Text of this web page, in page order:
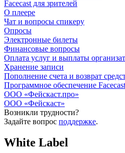
Facecast для зрителей
О плеере
Чат и вопросы спикеру
Опросы
Электронные билеты
Финансовые вопросы
Оплата услуг и выплаты
Хранение записи
Пополнение счета и возврат
Программное обеспечение Facecast
ООО «Фейскаст.про»
ООО «Фейскаст»
Возникли трудности?
Задайте вопрос поддержке.
White Label